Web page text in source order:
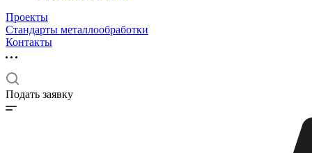
Проекты
Стандарты металлообработки
Контакты
Подать заявку